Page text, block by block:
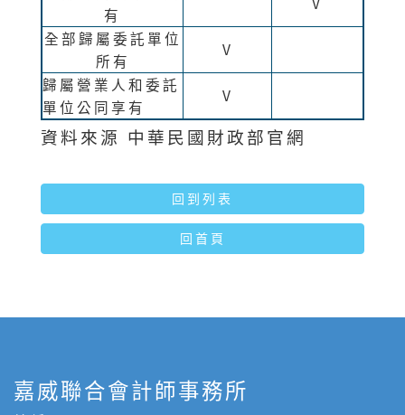
有
全部歸屬委託單位
所有
V
歸屬營業人和委託
單位公同享有
V
資料來源 中華民國財政部官網
回到列表
回首頁
嘉威聯合會計師事務所